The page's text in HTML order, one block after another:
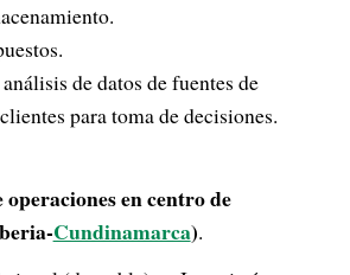
de datos de fuentes de
para toma de decisiones.
en centro de
Cundinamarca).